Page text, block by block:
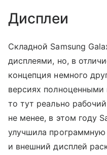
Дисплеи
Складной Samsung
дисплеями, но, в
концепция немного
версиях полноценными
то тут реально
не менее, в этом году
улучшила программную
и внешний дисплей